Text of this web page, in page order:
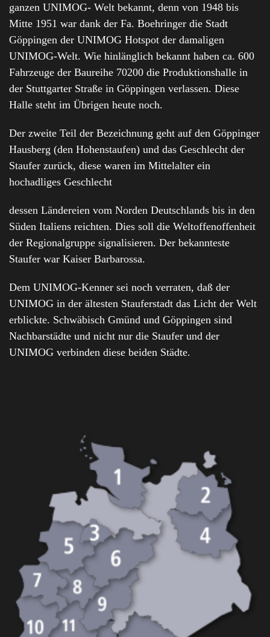
ganzen UNIMOG- Welt bekannt, denn von 1948 bis
Mitte 1951 war dank der Fa. Boehringer die Stadt
Göppingen der UNIMOG Hotspot der damaligen
UNIMOG-Welt. Wie hinlänglich bekannt haben ca. 600
Fahrzeuge der Baureihe 70200 die Produktionshalle in
der Stuttgarter Straße in Göppingen verlassen. Diese
Halle steht im Übrigen heute noch.
Der zweite Teil der Bezeichnung geht auf den Göppinger
Hausberg (den Hohenstaufen) und das Geschlecht der
Staufer zurück, diese waren im Mittelalter ein
hochadliges Geschlecht
dessen Ländereien vom Norden Deutschlands bis in den
Süden Italiens reichten. Dies soll die Weltoffenoffenheit
der Regionalgruppe signalisieren. Der bekannteste
Staufer war Kaiser Barbarossa.
Dem UNIMOG-Kenner sei noch verraten, daß der
UNIMOG in der ältesten Stauferstadt das Licht der Welt
erblickte. Schwäbisch Gmünd und Göppingen sind
Nachbarstädte und nicht nur die Staufer und der
UNIMOG verbinden diese beiden Städte.